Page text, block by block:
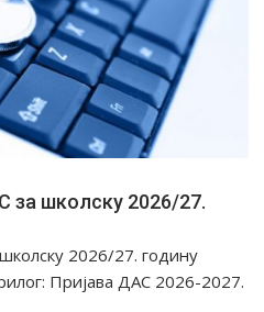
за школску 2026/27.
2026/27. годину
Пријава ДАС 2026-2027.